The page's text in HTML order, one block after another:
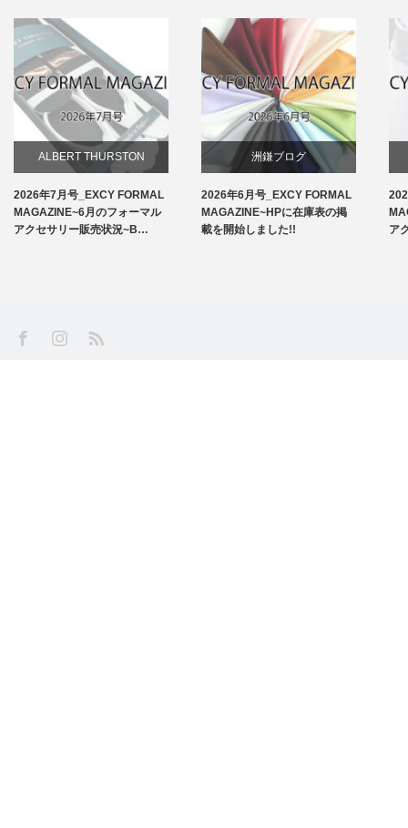
ALBERT THURSTON
お知らせ
2026年7月号_EXCY FORMAL
MAGAZINE~6月のフォーマル
アクセサリー販売状況~B…
洲鎌ブログ
2026年6月号_EXCY FORMAL
MAGAZINE~HPに在庫表の掲
載を開始しました!!
ア
FacebookInstagram